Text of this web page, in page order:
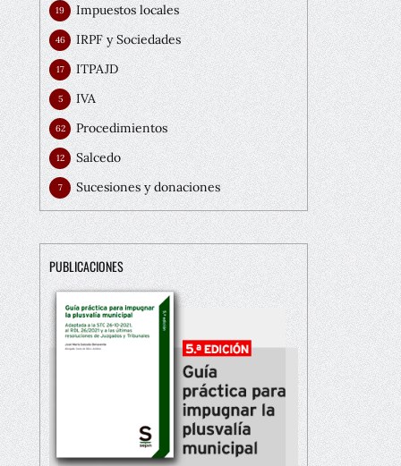
Impuestos locales
19
IRPF y Sociedades
46
ITPAJD
17
IVA
5
Procedimientos
62
Salcedo
12
Sucesiones y donaciones
7
PUBLICACIONES